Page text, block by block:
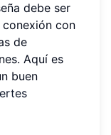
debe ser
con
de
Aquí es
buen